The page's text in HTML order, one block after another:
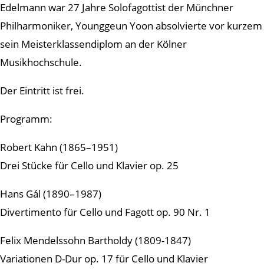
Edelmann war 27 Jahre Solofagottist der Münchner
Philharmoniker, Younggeun Yoon absolvierte vor kurzem
sein Meisterklassendiplom an der Kölner
Musikhochschule.
Der Eintritt ist frei.
Programm:
Robert Kahn (1865–1951)
Drei Stücke für Cello und Klavier op. 25
Hans Gál (1890–1987)
Divertimento für Cello und Fagott op. 90 Nr. 1
Felix Mendelssohn Bartholdy (1809-1847)
Variationen D-Dur op. 17 für Cello und Klavier